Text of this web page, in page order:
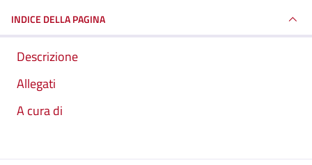
INDICE DELLA PAGINA
Descrizione
Allegati
A cura di